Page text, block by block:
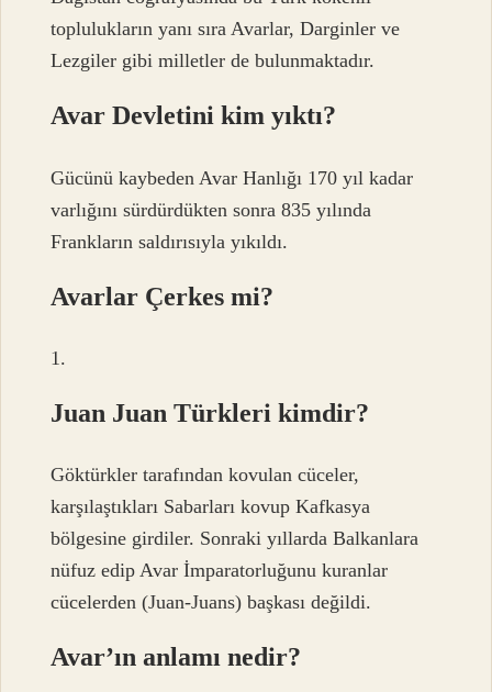
toplulukların yanı sıra Avarlar, Darginler ve
Lezgiler gibi milletler de bulunmaktadır.
Avar Devletini kim yıktı?
Gücünü kaybeden Avar Hanlığı 170 yıl kadar
varlığını sürdürdükten sonra 835 yılında
Frankların saldırısıyla yıkıldı.
Avarlar Çerkes mi?
1.
Juan Juan Türkleri kimdir?
Göktürkler tarafından kovulan cüceler,
karşılaştıkları Sabarları kovup Kafkasya
bölgesine girdiler. Sonraki yıllarda Balkanlara
nüfuz edip Avar İmparatorluğunu kuranlar
cücelerden (Juan-Juans) başkası değildi.
Avar’ın anlamı nedir?